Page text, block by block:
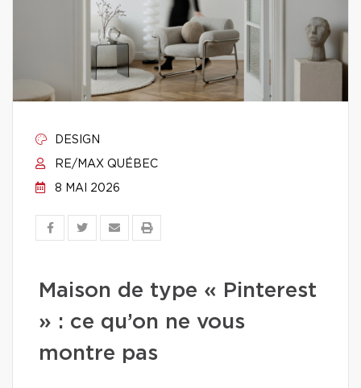
DESIGN
RE/MAX QUÉBEC
8 MAI 2026
Maison de type « Pinterest
» : ce qu’on ne vous
montre pas